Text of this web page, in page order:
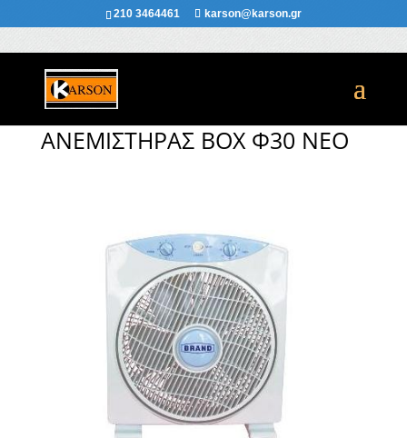
210 3464461 karson@karson.gr
ΑΝΕΜΙΣΤΉΡΑΣ BOX Φ30 ΝΕΟ